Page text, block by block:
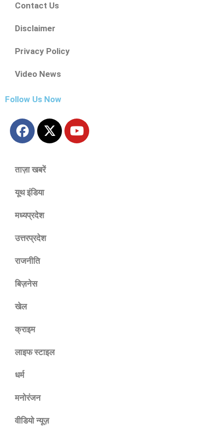
Contact Us
Disclaimer
Privacy Policy
Video News
Follow Us Now
ताज़ा खबरें
यूथ इंडिया
मध्यप्रदेश
उत्तरप्रदेश
राजनीति
बिज़नेस
खेल
क्राइम
लाइफ स्टाइल
धर्म
मनोरंजन
वीडियो न्यूज़